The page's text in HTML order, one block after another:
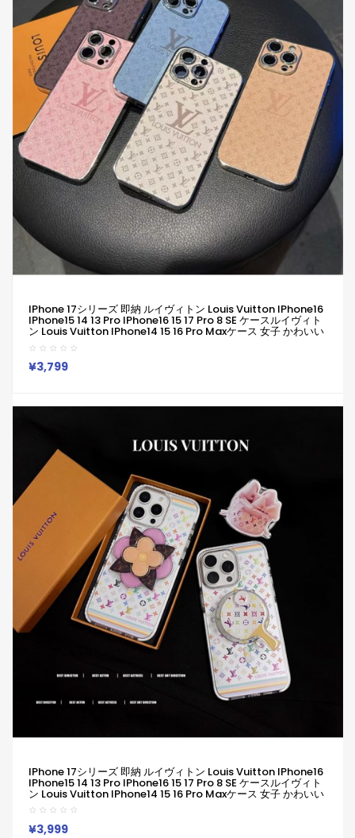
IPhone 17シリーズ 即納 ルイヴィトン Louis Vuitton IPhone16
IPhone15 14 13 Pro IPhone16 15 17 Pro 8 SE ケースルイヴィト
ン Louis Vuitton IPhone14 15 16 Pro Maxケース 女子 かわいい
おしゃれ ルイヴィトン Louis Vuitton アイフォン16 15 14 Plus
13 12 Pro Max 11 Pro XR XS スマホケース
¥3,799
IPhone 17シリーズ 即納 ルイヴィトン Louis Vuitton IPhone16
IPhone15 14 13 Pro IPhone16 15 17 Pro 8 SE ケースルイヴィト
ン Louis Vuitton IPhone14 15 16 Pro Maxケース 女子 かわいい
おしゃれ ルイヴィトン Louis Vuitton アイフォン16 15 14 Plus
13 12 Pro Max 11 Pro XR XS スマホケース
¥3,999